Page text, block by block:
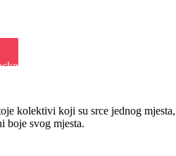
kolektivi koji su srce jednog
boje svog mjesta.